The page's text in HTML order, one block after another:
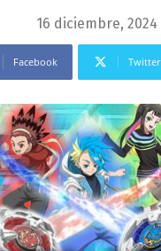
16 diciembre, 2024
Facebook Twitter